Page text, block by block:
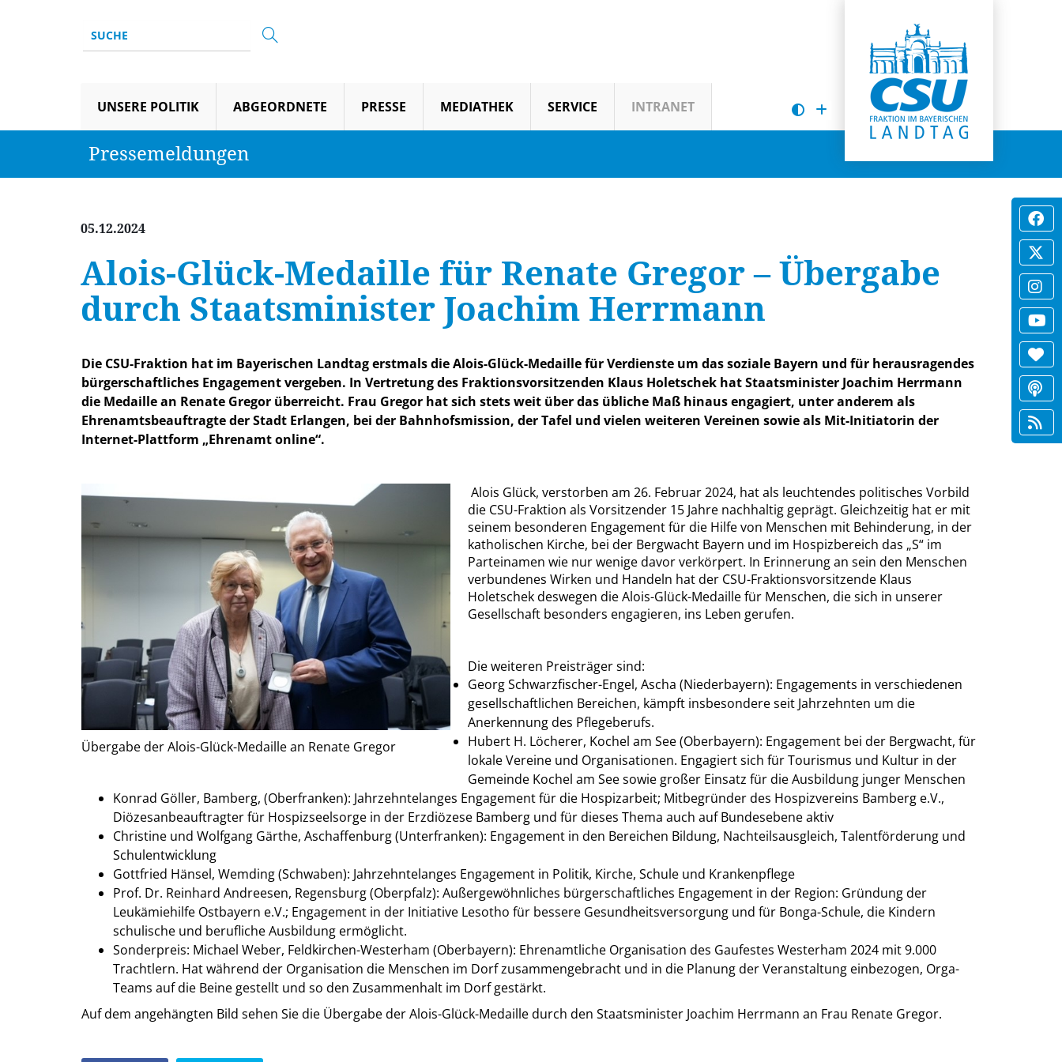
UNSERE POLITIK ABGEORDNETE PRESSE MEDIATHEK SERVICE INTRANET
Pressemeldungen
05.12.2024
Alois-Glück-Medaille für Renate Gregor – Übergabe
durch Staatsminister Joachim Herrmann
Die CSU-Fraktion hat im Bayerischen Landtag erstmals die Alois-Glück-Medaille für Verdienste um das soziale Bayern und für herausragendes
bürgerschaftliches Engagement vergeben. In Vertretung des Fraktionsvorsitzenden Klaus Holetschek hat Staatsminister Joachim Herrmann
die Medaille an Renate Gregor überreicht. Frau Gregor hat sich stets weit über das übliche Maß hinaus engagiert, unter anderem als
Ehrenamtsbeauftragte der Stadt Erlangen, bei der Bahnhofsmission, der Tafel und vielen weiteren Vereinen sowie als Mit-Initiatorin der
Internet-Plattform „Ehrenamt online“.
Übergabe der Alois-Glück-Medaille an Renate Gregor
Alois Glück, verstorben am 26. Februar 2024, hat als leuchtendes politisches Vorbild
die CSU-Fraktion als Vorsitzender 15 Jahre nachhaltig geprägt. Gleichzeitig hat er mit
seinem besonderen Engagement für die Hilfe von Menschen mit Behinderung, in der
katholischen Kirche, bei der Bergwacht Bayern und im Hospizbereich das „S“ im
Parteinamen wie nur wenige davor verkörpert. In Erinnerung an sein den Menschen
verbundenes Wirken und Handeln hat der CSU-Fraktionsvorsitzende Klaus
Holetschek deswegen die Alois-Glück-Medaille für Menschen, die sich in unserer
Gesellschaft besonders engagieren, ins Leben gerufen.
Die weiteren Preisträger sind:
Georg Schwarzfischer-Engel, Ascha (Niederbayern): Engagements in verschiedenen
gesellschaftlichen Bereichen, kämpft insbesondere seit Jahrzehnten um die
Anerkennung des Pflegeberufs.
Hubert H. Löcherer, Kochel am See (Oberbayern): Engagement bei der Bergwacht, für
lokale Vereine und Organisationen. Engagiert sich für Tourismus und Kultur in der
Gemeinde Kochel am See sowie großer Einsatz für die Ausbildung junger Menschen
Konrad Göller, Bamberg, (Oberfranken): Jahrzehntelanges Engagement für die Hospizarbeit; Mitbegründer des Hospizvereins Bamberg e.V.,
Diözesanbeauftragter für Hospizseelsorge in der Erzdiözese Bamberg und für dieses Thema auch auf Bundesebene aktiv
Christine und Wolfgang Gärthe, Aschaffenburg (Unterfranken): Engagement in den Bereichen Bildung, Nachteilsausgleich, Talentförderung und
Schulentwicklung
Gottfried Hänsel, Wemding (Schwaben): Jahrzehntelanges Engagement in Politik, Kirche, Schule und Krankenpflege
Prof. Dr. Reinhard Andreesen, Regensburg (Oberpfalz): Außergewöhnliches bürgerschaftliches Engagement in der Region: Gründung der
Leukämiehilfe Ostbayern e.V.; Engagement in der Initiative Lesotho für bessere Gesundheitsversorgung und für Bonga-Schule, die Kindern
schulische und berufliche Ausbildung ermöglicht.
Sonderpreis: Michael Weber, Feldkirchen-Westerham (Oberbayern): Ehrenamtliche Organisation des Gaufestes Westerham 2024 mit 9.000
Trachtlern. Hat während der Organisation die Menschen im Dorf zusammengebracht und in die Planung der Veranstaltung einbezogen, Orga-
Teams auf die Beine gestellt und so den Zusammenhalt im Dorf gestärkt.
Auf dem angehängten Bild sehen Sie die Übergabe der Alois-Glück-Medaille durch den Staatsminister Joachim Herrmann an Frau Renate Gregor.